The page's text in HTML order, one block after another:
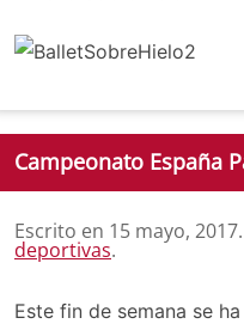
Campeonato España
Escrito en 15 mayo, 2017
deportivas.
Este fin de semana se